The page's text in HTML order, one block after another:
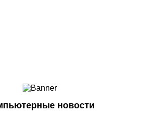
Смартфоны
Периферия
новости